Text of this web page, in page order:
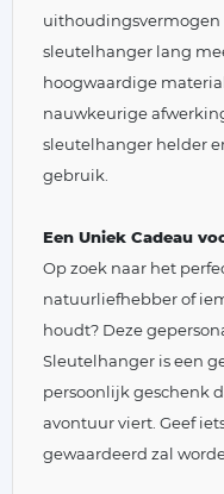
uithoudingsvermogen
sleutelhanger lang
hoogwaardige
nauwkeurige
sleutelhanger helder
gebruik.
Een Uniek Cadeau
Op zoek naar het
natuurliefhebber of
houdt? Deze
Sleutelhanger is een
persoonlijk geschenk
avontuur viert. Geef
gewaardeerd zal